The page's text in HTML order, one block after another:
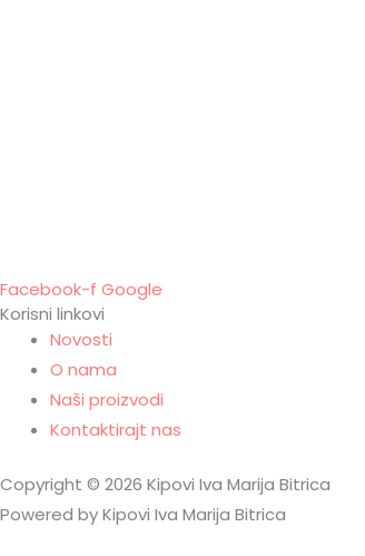
Facebook-f Google
Korisni linkovi
Novosti
O nama
Naši proizvodi
Kontaktirajt nas
Copyright © 2026 Kipovi Iva Marija Bitrica
Powered by Kipovi Iva Marija Bitrica